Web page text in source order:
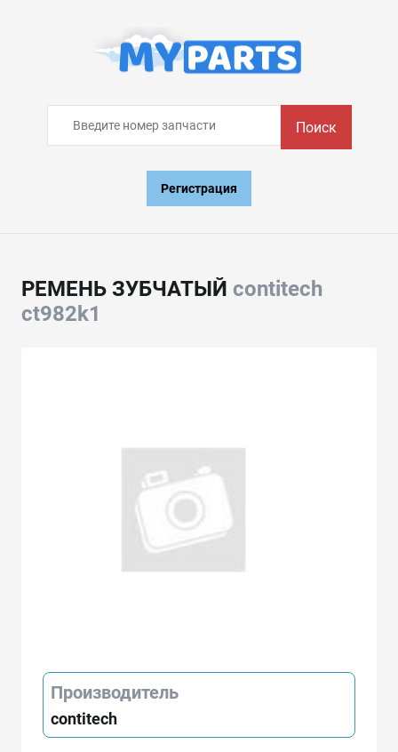
Поиск
Регистрация
РЕМЕНЬ ЗУБЧАТЫЙ contitech
ct982k1
Производитель
contitech